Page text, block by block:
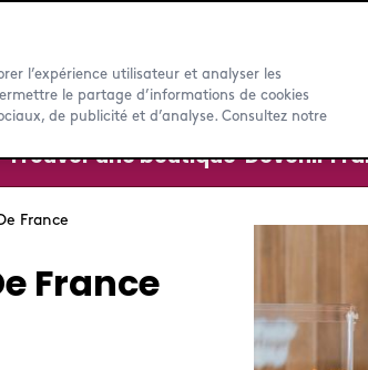
Trouver une boutique Devenir
France
France
l’expérience utilisateur et analyser les
le partage d’informations de cookies
de publicité et d’analyse. Consultez notre